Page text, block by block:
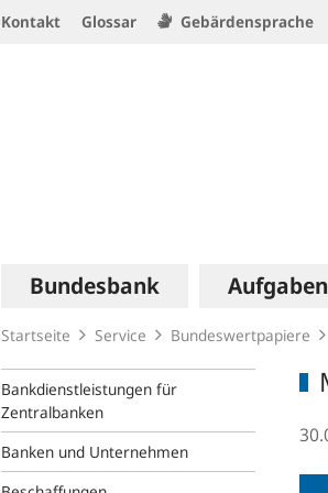
Kontakt Glossar Gebärdensprache
Hauptnavigation
Bundesbank Aufgaben
Startseite Service Bundeswertpapiere
Bankdienstleistungen für
Zentralbanken
Banken und Unternehmen